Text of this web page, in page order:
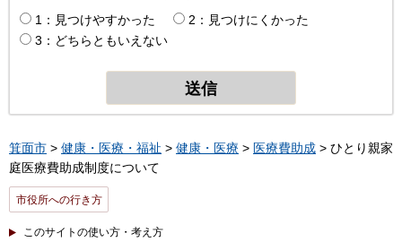
1：見つけやすかった
2：見つけにくかった
3：どちらともいえない
箕面市 > 健康・医療・福祉 > 健康・医療 > 医療費助成 > ひとり親家
庭医療費助成制度について
市役所への行き方
このサイトの使い方・考え方